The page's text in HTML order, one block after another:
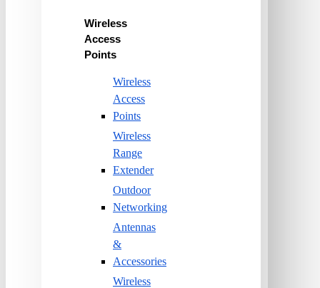
Wireless
Access
Points
Wireless
Access
Points
Wireless
Range
Extender
Outdoor
Networking
Antennas
&
Accessories
Wireless